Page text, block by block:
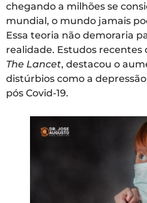
chegando a milhões se
mundial, o mundo jamais
Essa teoria não demoraria
realidade. Estudos
The Lancet, destacou o
distúrbios como a
pós Covid-19.